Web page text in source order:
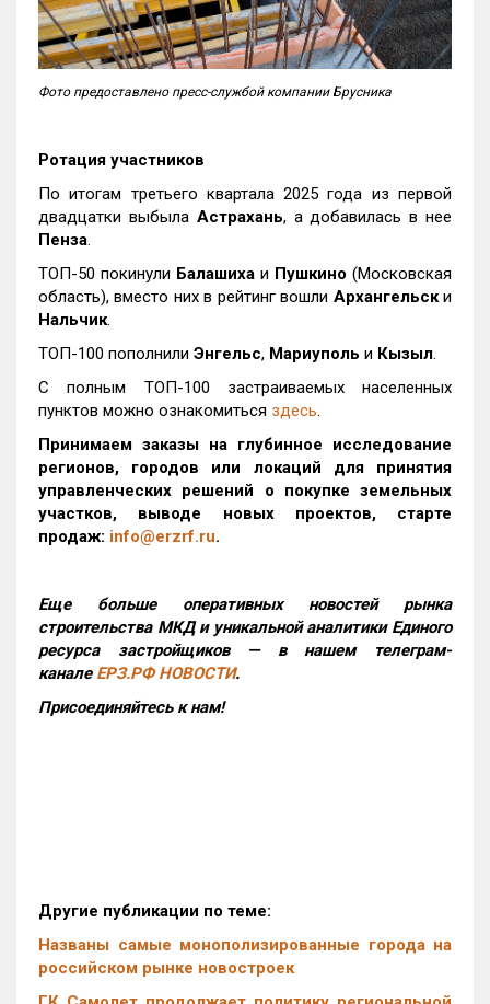
Фото предоставлено пресс-службой компании Брусника
Ротация участников
По итогам третьего квартала 2025 года из первой
двадцатки выбыла Астрахань, а добавилась в нее
Пенза.
ТОП-50 покинули Балашиха и Пушкино (Московская
область), вместо них в рейтинг вошли Архангельски
Нальчик.
ТОП-100 пополнили Энгельс, Мариуполь и Кызыл.
С полным ТОП-100 застраиваемых населенных
пунктов можно ознакомиться здесь.
Принимаем заказы на глубинное исследование
регионов, городов или локаций для принятия
управленческих решений о покупке земельных
участков, выводе новых проектов, старте
продаж: info@erzrf.ru.
Еще больше оперативных новостей рынка
строительства МКД и уникальной аналитики Единого
ресурса застройщиков — в нашем телеграм-
канале ЕРЗ.РФ НОВОСТИ.
Присоединяйтесь к нам!
Другие публикации по теме:
Названы самые монополизированные города на
российском рынке новостроек